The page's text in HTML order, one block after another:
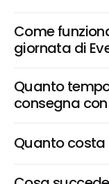
Come
giornata di
Quanto
consegna con
Quanto costa